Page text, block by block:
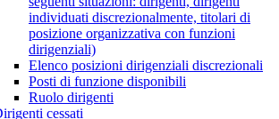
individuati discrezionalmente, titolari di
posizione organizzativa con funzioni
dirigenziali)
Elenco posizioni dirigenziali discrezionali
Posti di funzione disponibili
Ruolo dirigenti
cessati